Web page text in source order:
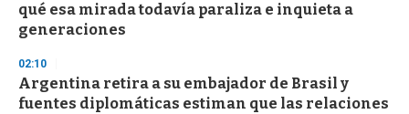
qué esa mirada todavía paraliza e inquieta a
generaciones
02:10
Argentina retira a su embajador de Brasil y
fuentes diplomáticas estiman que las relaciones